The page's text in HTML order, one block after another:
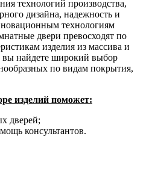
технологий производства,
дизайна, надежность и
технологиям
двери превосходят по
изделия из массива и
вы найдете широкий выбор
по видам покрытия,
изделий поможет:
дверей;
консультантов.